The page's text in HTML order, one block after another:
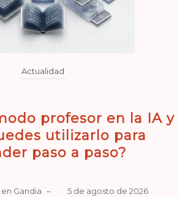
Actualidad
profesor en la IA y
utilizarlo para
paso a paso?
Gandia – 5 de agosto de 2026